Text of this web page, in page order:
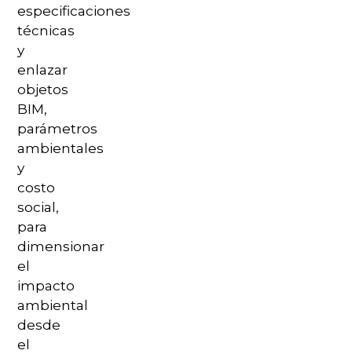
especificaciones
técnicas
y
enlazar
objetos
BIM,
parámetros
ambientales
y
costo
social,
para
dimensionar
el
impacto
ambiental
desde
el